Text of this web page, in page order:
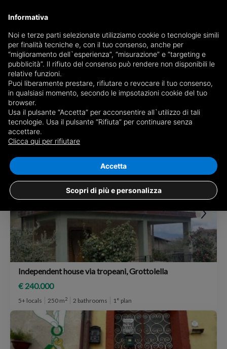
Receive a copy of the newspaper by mail
Choose newspaper
3 results for
Grottolella
Independent house via tropeani, Grottolella
€ 240.000
5+ locals 250 m2 2 bathrooms 1° plan
Informativa
Noi e terze parti selezionate utilizziamo cookie o tecnologie simili
per finalità tecniche e, con il tuo consenso, anche per
“miglioramento dell`esperienza”, “misurazione” e “targeting e
pubblicità”. Il rifiuto del consenso può rendere non disponibili le
relative funzioni.
Puoi liberamente prestare, rifiutare o revocare il tuo consenso,
in qualsiasi momento, secondo le impsotazioni cookie del tuo
browser.
Usa il pulsante “Accetta” per acconsentire all`utilizzo di tali
tecnologie. Usa il pulsante “Rifiuta” per continuare senza
accettare.
Clicca qui per rifiutare
Scopri di più e personalizza
Accetta